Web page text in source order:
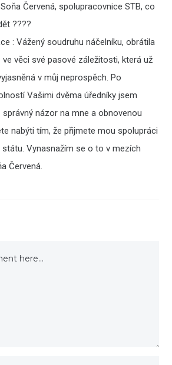
Červená, spolupracovnice STB, co
????
: Vážený soudruhu náčelníku, obrátila
věci své pasové záležitosti, která už
v můj neprospěch. Po
Vašimi dvěma úředníky jsem
názor na mne a obnovenou
nabýti tím, že přijmete mou spolupráci
Vynasnažím se o to v mezích
Červená.